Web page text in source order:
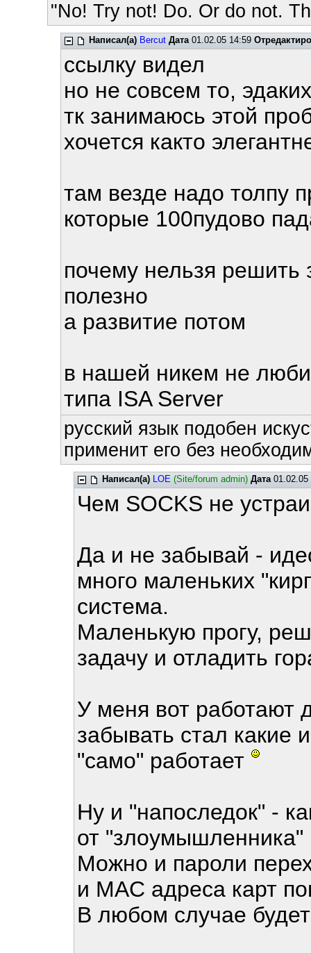
"No! Try not! Do. Or do not.
Написал(а) Bercut Дата01.02.05 14:59
ссылку видел
но не совсем то,
тк занимаюсь этой
хочется както
там везде надо толпу
которые 100пудово
почему нельзя
полезно
а развитие потом
в нашей никем не
типа ISA Server
русский язык подобен
применит его без
Написал(а) LOE (Site/forum admin) Дата01.02.05
Чем SOCKS не
Да и не забывай -
много маленьких
система.
Маленькую прогу,
задачу и отладить
У меня вот работают
забывать стал какие
"само" работает
Ну и "напоследок" -
от "злоумышленника"
Можно и пароли
и MAC адреса карт
В любом случае